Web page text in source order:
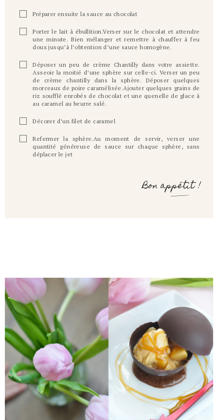
Préparer ensuite la sauce au chocolat
Porter le lait à ébullition.Verser sur le chocolat et attendre
une minute. Bien mélanger et remettre à chauffer à feu
doux jusqu’à l’obtention d’une sauce homogène.
Déposer un peu de crème Chantilly dans votre assiette.
Asseoir la moitié d’une sphère sur celle-ci. Verser un peu
de crème chantilly dans la sphère. Déposer quelques
morceaux de poire caramélisée.Ajouter quelques grains de
riz soufflé enrobés de chocolat et une quenelle de glace à
au caramel au beurre salé.
Décorer d’un filet de caramel
Refermer la sphère.Au moment de servir, verser une
quantité généreuse de sauce sur chaque sphère, sans
déplacer le jet
Bon appétit !